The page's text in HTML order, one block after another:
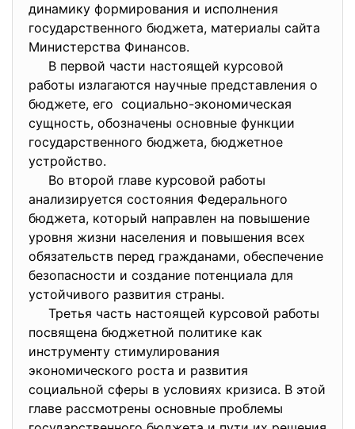
динамику формирования и исполнения
государственного бюджета, материалы сайта
Министерства Финансов.
В первой части настоящей курсовой
работы излагаются научные представления о
бюджете, его социально-экономическая
сущность, обозначены основные функции
государственного бюджета, бюджетное
устройство.
Во второй главе курсовой работы
анализируется состояния Федерального
бюджета, который направлен на повышение
уровня жизни населения и повышения всех
обязательств перед гражданами, обеспечение
безопасности и создание потенциала для
устойчивого развития страны.
Третья часть настоящей курсовой работы
посвящена бюджетной политике как
инструменту стимулирования
экономического роста и развития
социальной сферы в условиях кризиса. В этой
главе рассмотрены основные проблемы